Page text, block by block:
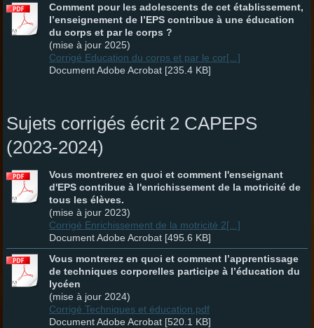
Comment pour les adolescents de cet établissement,
l’enseignement de l’EPS contribue à une éducation
du corps et par le corps ?
(mise à jour 2025)
Corrigé Education du corps et par le cor[...]
Document Adobe Acrobat [235.4 KB]
Sujets corrigés écrit 2 CAPEPS
(2023-2024)
Vous montrerez en quoi et comment l'enseignant
d'EPS contribue à l'enrichissement de la motricité de
tous les élèves.
(mise à jour 2023)
Corrigé Enrichissement de la motricité 2[...]
Document Adobe Acrobat [495.6 KB]
Vous montrerez en quoi et comment l’apprentissage
de techniques corporelles participe à l’éducation du
lycéen
(mise à jour 2024)
Corrigé Techniques et éducation.pdf
Document Adobe Acrobat [520.1 KB]